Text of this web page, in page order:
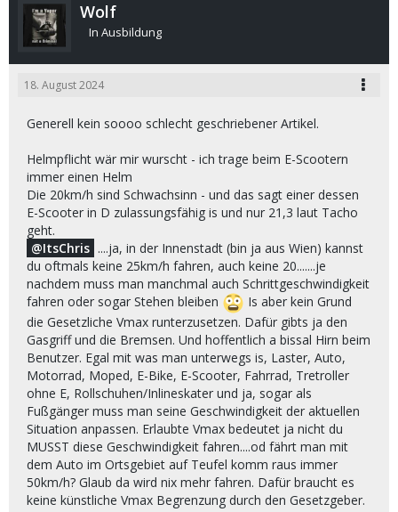
Wolf
In Ausbildung
18. August 2024
Generell kein soooo schlecht geschriebener Artikel.
Helmpflicht wär mir wurscht - ich trage beim E-Scootern
immer einen Helm
Die 20km/h sind Schwachsinn - und das sagt einer dessen
E-Scooter in D zulassungsfähig is und nur 21,3 laut Tacho
geht.
ItsChris ....ja, in der Innenstadt (bin ja aus Wien) kannst
du oftmals keine 25km/h fahren, auch keine 20.......je
nachdem muss man manchmal auch Schrittgeschwindigkeit
fahren oder sogar Stehen bleiben
Is aber kein Grund
die Gesetzliche Vmax runterzusetzen. Dafür gibts ja den
Gasgriff und die Bremsen. Und hoffentlich a bissal Hirn beim
Benutzer. Egal mit was man unterwegs is, Laster, Auto,
Motorrad, Moped, E-Bike, E-Scooter, Fahrrad, Tretroller
ohne E, Rollschuhen/Inlineskater und ja, sogar als
Fußgänger muss man seine Geschwindigkeit der aktuellen
Situation anpassen. Erlaubte Vmax bedeutet ja nicht du
MUSST diese Geschwindigkeit fahren....od fährt man mit
dem Auto im Ortsgebiet auf Teufel komm raus immer
50km/h? Glaub da wird nix mehr fahren. Dafür braucht es
keine künstliche Vmax Begrenzung durch den Gesetzgeber.